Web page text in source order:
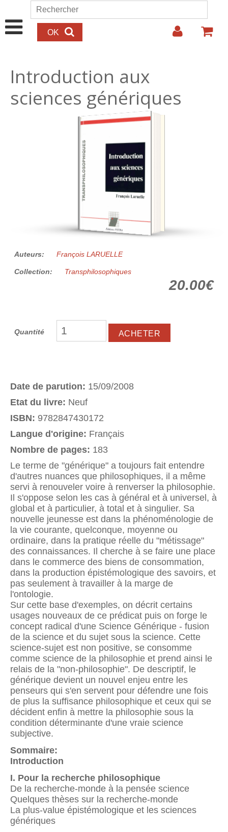
Aller au contenu principal
Formulaire de recherche
Rechercher
Introduction aux
sciences génériques
Auteurs: François LARUELLE
Collection: Transphilosophiques
20.00€
Quantité
Date de parution: 15/09/2008
Etat du livre: Neuf
ISBN: 9782847430172
Langue d'origine: Français
Nombre de pages: 183
Le terme de "générique" a toujours fait entendre
d'autres nuances que philosophiques, il a même
servi à renouveler voire à renverser la philosophie.
Il s'oppose selon les cas à général et à universel, à
global et à particulier, à total et à singulier. Sa
nouvelle jeunesse est dans la phénoménologie de
la vie courante, quelconque, moyenne ou
ordinaire, dans la pratique réelle du "métissage"
des connaissances. Il cherche à se faire une place
dans le commerce des biens de consommation,
dans la production épistémologique des savoirs, et
pas seulement à travailler à la marge de
l'ontologie.
Sur cette base d'exemples, on décrit certains
usages nouveaux de ce prédicat puis on forge le
concept radical d'une Science Générique - fusion
de la science et du sujet sous la science. Cette
science-sujet est non positive, se consomme
comme science de la philosophie et prend ainsi le
relais de la "non-philosophie". De descriptif, le
générique devient un nouvel enjeu entre les
penseurs qui s'en servent pour défendre une fois
de plus la suffisance philosophique et ceux qui se
décident enfin à mettre la philosophie sous la
condition déterminante d'une vraie science
subjective.
Sommaire:
Introduction
I. Pour la recherche philosophique
De la recherche-monde à la pensée science
Quelques thèses sur la recherche-monde
La plus-value épistémologique et les sciences
génériques